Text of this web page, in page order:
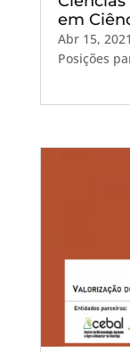
em
Abr 15, 2021
Posições